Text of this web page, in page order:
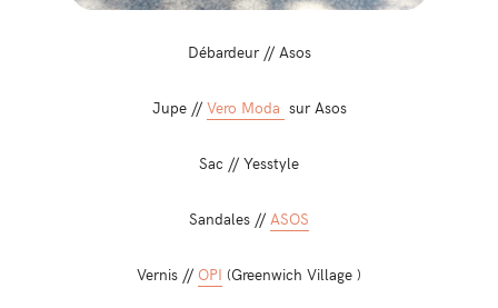
Débardeur // Asos
Jupe // Vero Moda sur Asos
Sac // Yesstyle
Sandales // ASOS
Vernis // OPI (Greenwich Village )